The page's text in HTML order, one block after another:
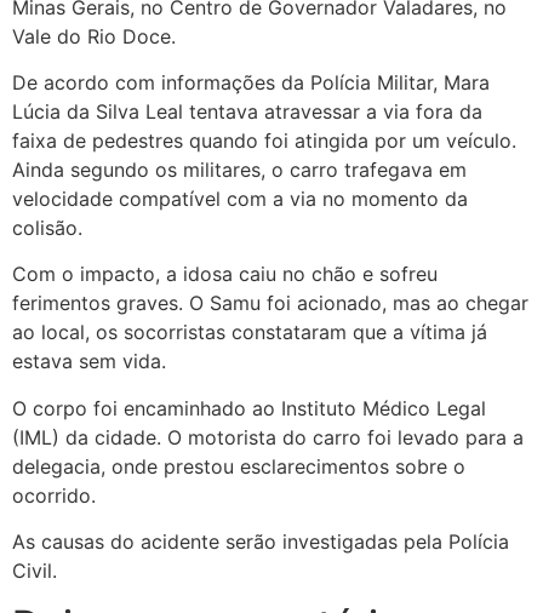
Minas Gerais, no Centro de Governador Valadares, no
Vale do Rio Doce.
De acordo com informações da Polícia Militar, Mara
Lúcia da Silva Leal tentava atravessar a via fora da
faixa de pedestres quando foi atingida por um veículo.
Ainda segundo os militares, o carro trafegava em
velocidade compatível com a via no momento da
colisão.
Com o impacto, a idosa caiu no chão e sofreu
ferimentos graves. O Samu foi acionado, mas ao chegar
ao local, os socorristas constataram que a vítima já
estava sem vida.
O corpo foi encaminhado ao Instituto Médico Legal
(IML) da cidade. O motorista do carro foi levado para a
delegacia, onde prestou esclarecimentos sobre o
ocorrido.
As causas do acidente serão investigadas pela Polícia
Civil.